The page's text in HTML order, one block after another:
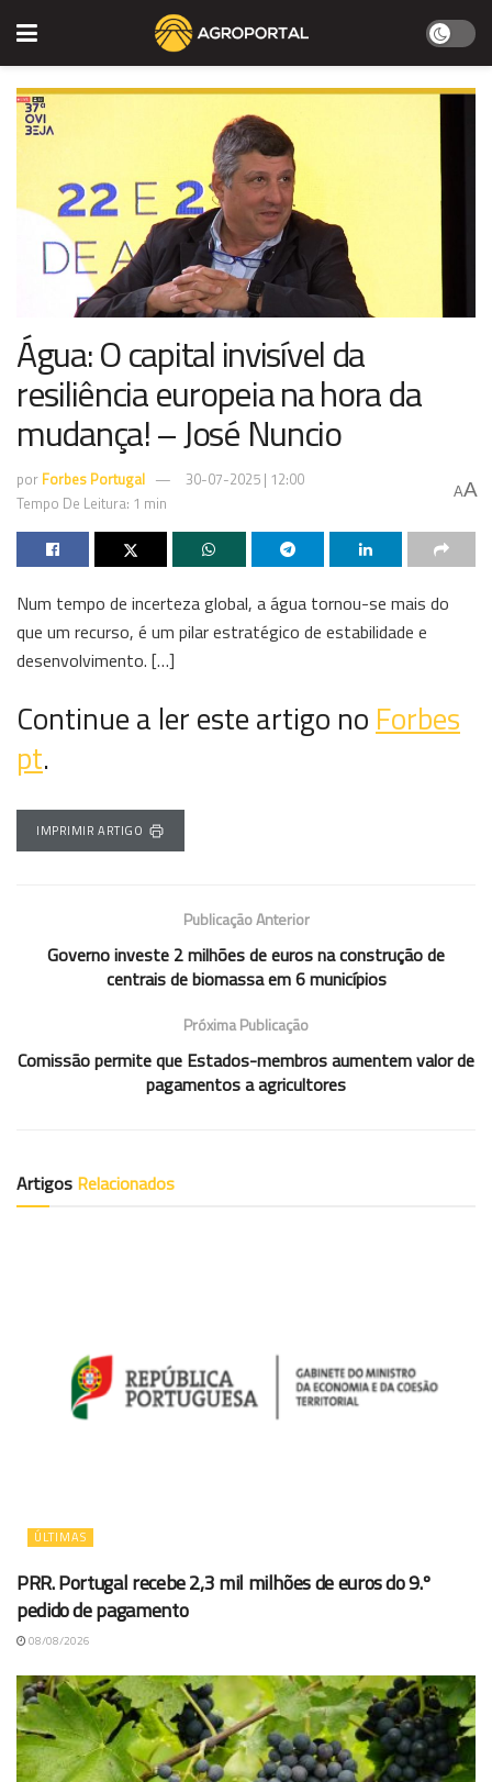
Água: O capital invisível da
resiliência europeia na hora da
mudança! – José Nuncio
por Forbes Portugal
30-07-2025 | 12:00
Tempo De Leitura: 1 min
AA
Num tempo de incerteza global, a água tornou-se mais do
que um recurso, é um pilar estratégico de estabilidade e
desenvolvimento. […]
Continue a ler este artigo noForbes
pt.
IMPRIMIR ARTIGO
Publicação Anterior
Governo investe 2 milhões de euros na construção de
centrais de biomassa em 6 municípios
Próxima Publicação
Comissão permite que Estados-membros aumentem valor de
pagamentos a agricultores
Artigos Relacionados
ÚLTIMAS
PRR. Portugal recebe 2,3 mil milhões de euros do 9.º
pedido de pagamento
08/08/2026